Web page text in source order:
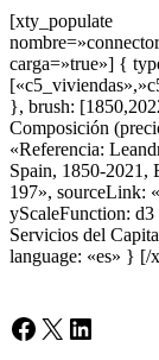
[xty_populate
carga=»true»] {
}, brush:
Composición
«Referencia:
Spain, 1850-2021,
197», sourceLink:
yScaleFunction:
Servicios del
language: «es» } [/
Facebook
X LinkedIn